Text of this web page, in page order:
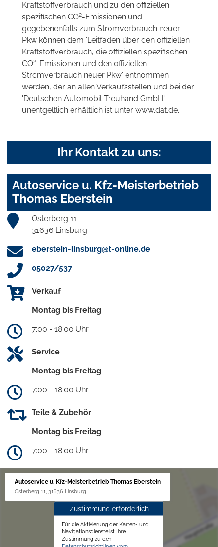
Kraftstoffverbrauch und zu den offiziellen
spezifischen CO2-Emissionen und
gegebenenfalls zum Stromverbrauch neuer
Pkw können dem 'Leitfaden über den offiziellen
Kraftstoffverbrauch, die offiziellen spezifischen
CO2-Emissionen und den offiziellen
Stromverbrauch neuer Pkw' entnommen
werden, der an allen Verkaufsstellen und bei der
'Deutschen Automobil Treuhand GmbH'
unentgeltlich erhältlich ist unter www.dat.de.
Ihr Kontakt zu uns:
Autoservice u. Kfz-Meisterbetrieb
Thomas Eberstein
Osterberg 11
31636 Linsburg
eberstein-linsburg@t-online.de
05027/537
Verkauf
Montag bis Freitag
7:00 - 18:00 Uhr
Service
Montag bis Freitag
7:00 - 18:00 Uhr
Teile & Zubehör
Montag bis Freitag
7:00 - 18:00 Uhr
Autoservice u. Kfz-Meisterbetrieb Thomas Eberstein
Osterberg 11, 31636 Linsburg
Zustimmung erforderlich
Für die Aktivierung der Karten- und
Navigationsdienste ist Ihre
Zustimmung zu den